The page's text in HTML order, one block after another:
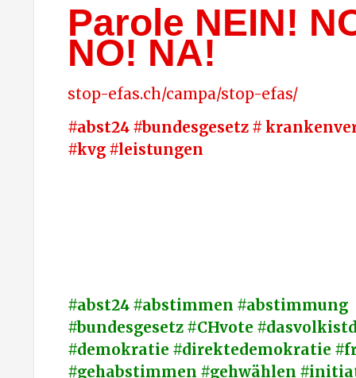
Parole NEIN!
NO! NA!
stop-efas.ch/campa/stop-efas/
#abst24 #bundesgesetz #
#kvg #leistungen
#abst24 #abstimmen #abstimmung
#bundesgesetz #CHvote
#demokratie #direktedemokratie
#gehabstimmen #gehwählen